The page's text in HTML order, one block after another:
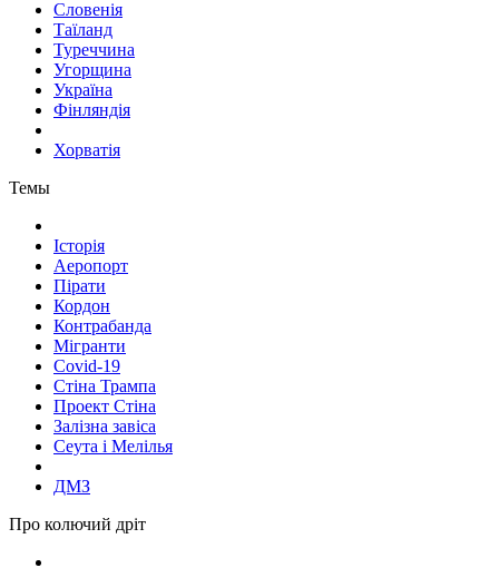
Словенія
Таїланд
Туреччина
Угорщина
Україна
Фінляндія
Хорватія
Темы
Історія
Аеропорт
Пірати
Кордон
Контрабанда
Мігранти
Covid-19
Стіна Трампа
Проект Стіна
Залізна завіса
Сеута і Мелілья
ДМЗ
Про колючий дріт